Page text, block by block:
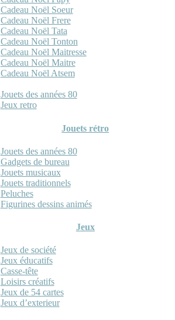
Cadeau Noël Soeur
Cadeau Noël Frere
Cadeau Noël Tata
Cadeau Noël Tonton
Cadeau Noël Maitresse
Cadeau Noël Maitre
Cadeau Noël Atsem
Jouets des années 80
Jeux retro
Jouets rétro
Jouets des années 80
Gadgets de bureau
Jouets musicaux
Jouets traditionnels
Peluches
Figurines dessins animés
Jeux
Jeux de société
Jeux éducatifs
Casse-tête
Loisirs créatifs
Jeux de 54 cartes
Jeux d’exterieur